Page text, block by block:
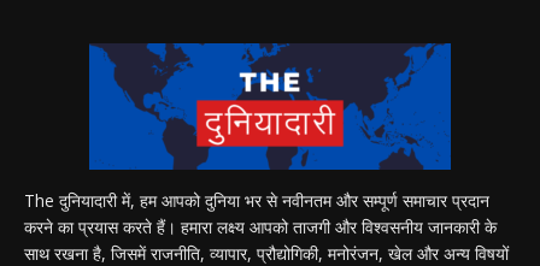
The दुनियादारी में, हम आपको दुनिया भर से नवीनतम और सम्पूर्ण समाचार प्रदान
करने का प्रयास करते हैं। हमारा लक्ष्य आपको ताजगी और विश्वसनीय जानकारी के
साथ रखना है, जिसमें राजनीति, व्यापार, प्रौद्योगिकी, मनोरंजन, खेल और अन्य विषयों